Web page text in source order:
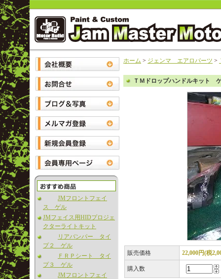
JMフロントフェイ
ス ゲル
JMフェイス用HIDプロジェ
クターライトキット
リアバンパー タイ
プ２ ゲル
ＦＲＰシート タイ
プ３ ゲル
JMフロントフェイ
ホーム > ジェンマ エアロパーツ >
ＴＭドロップハンドルキット
販売価格 22,000円(税
購入数